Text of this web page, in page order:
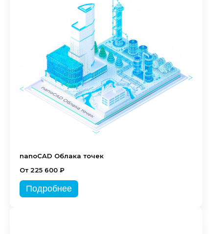
nanoCAD Облака точек
От 225 600 ₽
Подробнее